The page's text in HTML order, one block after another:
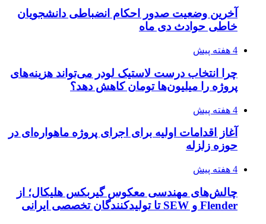
آخرین وضعیت صدور احکام انضباطی دانشجویان
خاطی حوادث دی ماه
4 هفته پیش
چرا انتخاب درست لاستیک لودر می‌تواند هزینه‌های
پروژه را میلیون‌ها تومان کاهش دهد؟
4 هفته پیش
آغاز اقدامات اولیه برای اجرای پروژه ماهواره‌ای در
حوزه زلزله
4 هفته پیش
چالش‌های مهندسی معکوس گیربکس هلیکال؛ از
Flender و SEW تا تولیدکنندگان تخصصی ایرانی